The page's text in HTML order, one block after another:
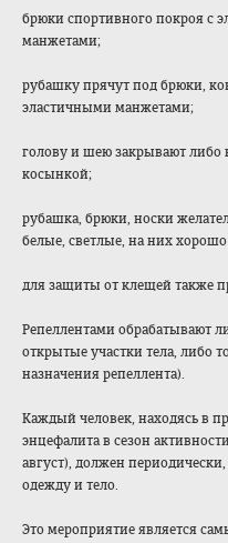
брюки спортивного покроя с
манжетами;
рубашку прячут под брюки,
эластичными манжетами;
голову и шею закрывают
косынкой;
рубашка, брюки, носки
белые, светлые, на них
для защиты от клещей также
Репеллентами обрабатывают
открытые участки тела, либо
назначения репеллента).
Каждый человек, находясь в
энцефалита в сезон
август), должен
одежду и тело.
Это мероприятие является